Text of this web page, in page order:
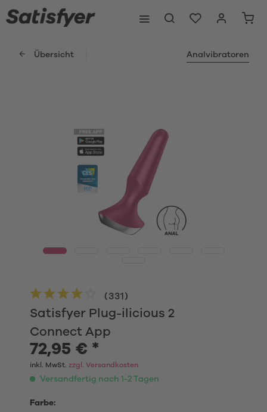
Übersicht Analvibratoren
Satisfyer Plug-ilicious 2
Connect App
(331 )
72,95 € *
inkl. MwSt. zzgl. Versandkosten
Versandfertig nach 1-2 Tagen
Farbe: